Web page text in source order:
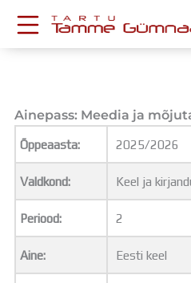
content
Postkast
Drive
Tamme TV
Tamme Leht
Kooliraadio
Koorilaul
ÕPPETÖÖ
Tunniplaan
Aastaplaan
Ainepass: Meedia ja
Õppeaasta: 2025/2026
Valdkond: Keel ja
Periood: 2
Aine: Eesti keel